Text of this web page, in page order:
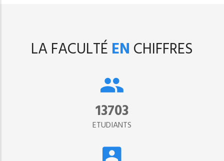
LA FACULTÉ EN CHIFFRES
15302
ETUDIANTS